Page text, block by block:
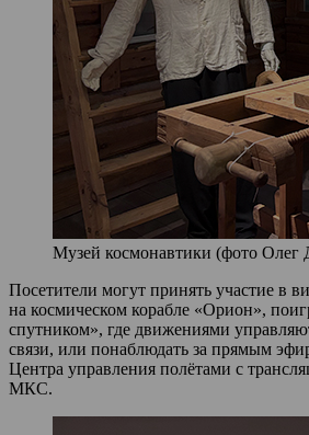
Музей космонавтики (фото Олег
Посетители могут принять участие в
на космическом корабле «Орион»,
спутником», где движениями
связи, или понаблюдать за прямым
Центра управления полётами с
МКС.